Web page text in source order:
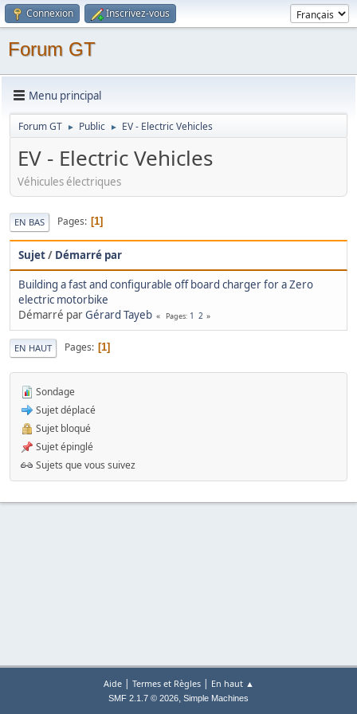
Connexion Inscrivez-vous
Forum GT
Menu principal
Forum GT ► Public ► EV - Electric Vehicles
EV - Electric Vehicles
Véhicules électriques
EN BAS Pages 1
Sujet/ Démarré par
Building a fast and configurable off board charger for a Zero
electric motorbike
Démarré parGérard Tayeb Pages 1 2
EN HAUT Pages 1
Sondage
Sujet déplacé
Sujet bloqué
Sujet épinglé
Sujets que vous suivez
Aide| Termes et Règles| En haut ▲
SMF 2.1.7 © 2026, Simple Machines